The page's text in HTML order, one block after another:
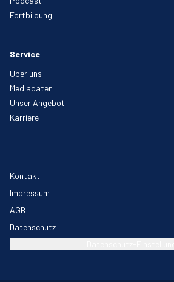
Fortbildung
Service
Über uns
Mediadaten
Unser Angebot
Karriere
Kontakt
Impressum
AGB
Datenschutz